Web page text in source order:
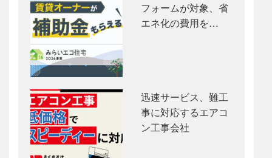
フォームが対象、省
エネ化の費用を…
迅速サービス、難工
事に対応するエアコ
ン工事会社